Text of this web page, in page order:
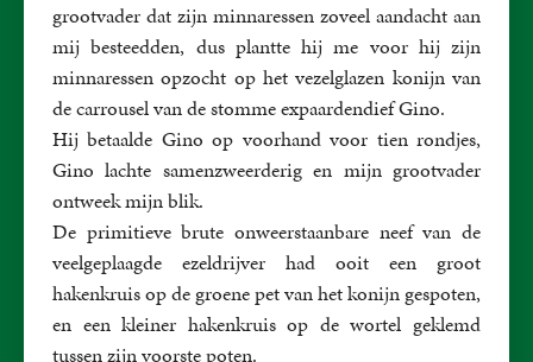
grootvader dat zijn minnaressen zoveel aandacht aan
mij besteedden, dus plantte hij me voor hij zijn
minnaressen opzocht op het vezelglazen konijn van
de carrousel van de stomme expaardendief Gino.
Hij betaalde Gino op voorhand voor tien rondjes,
Gino lachte samenzweerderig en mijn grootvader
ontweek mijn blik.
De primitieve brute onweerstaanbare neef van de
veelgeplaagde ezeldrijver had ooit een groot
hakenkruis op de groene pet van het konijn gespoten,
en een kleiner hakenkruis op de wortel geklemd
tussen zijn voorste poten.